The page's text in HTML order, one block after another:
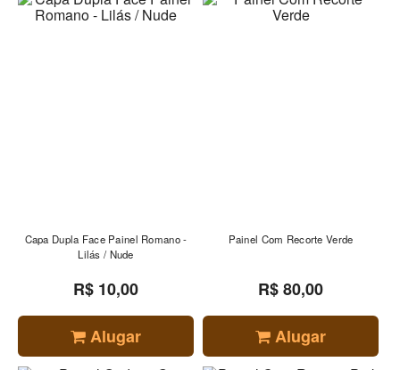
Capa Dupla Face Painel Romano -
Lilás / Nude
R$ 10,00
Alugar
Painel Com Recorte Verde
R$ 80,00
Alugar